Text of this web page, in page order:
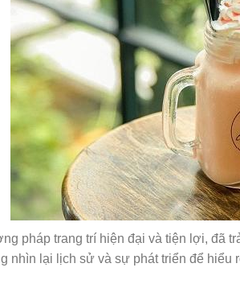
pháp trang trí hiện đại và tiện lợi, đã
nhìn lại lịch sử và sự phát triển để